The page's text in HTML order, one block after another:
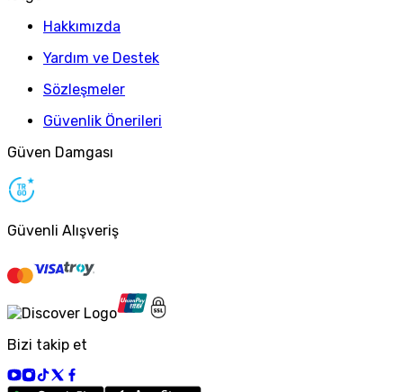
Hakkımızda
Yardım ve Destek
Sözleşmeler
Güvenlik Önerileri
Güven Damgası
Güvenli Alışveriş
Bizi takip et